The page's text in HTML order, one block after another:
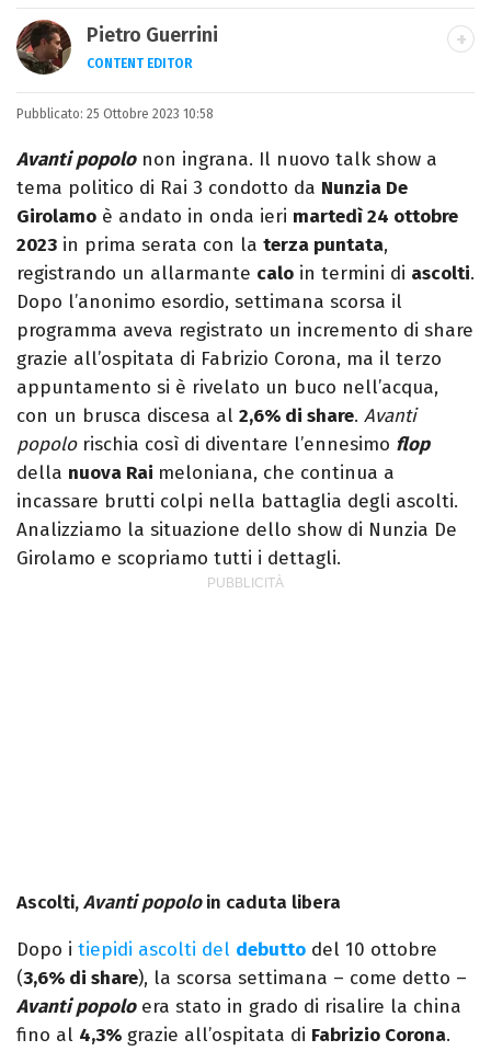
Pietro Guerrini
CONTENT EDITOR
Laurea in Lettere, smania di viaggi e
Pixar).
Pubblicato: 25 Ottobre 2023 10:58
Avanti popolonon ingrana. Il nuovo talk show a
tema politico di Rai 3 condotto da Nunzia De
Girolamo è andato in onda ieri martedì 24 ottobre
2023 in prima serata con la terza puntata,
registrando un allarmante calo in termini di ascolti.
Dopo l’anonimo esordio, settimana scorsa il
programma aveva registrato un incremento di share
grazie all’ospitata di Fabrizio Corona, ma il terzo
appuntamento si è rivelato un buco nell’acqua,
con un brusca discesa al 2,6% di share. Avanti
popolo rischia così di diventare l’ennesimo flop
della nuova Rai meloniana, che continua a
incassare brutti colpi nella battaglia degli ascolti.
Analizziamo la situazione dello show di Nunzia De
Girolamo e scopriamo tutti i dettagli.
Ascolti,Avanti popoloin caduta libera
Dopo i tiepidi ascolti del debutto del 10 ottobre
(3,6% di share), la scorsa settimana – come detto –
Avanti popoloera stato in grado di risalire la china
fino al 4,3% grazie all’ospitata di Fabrizio Corona.